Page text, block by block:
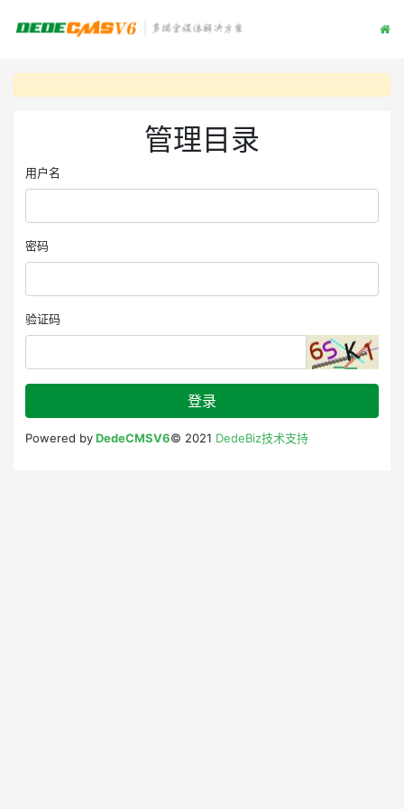
管理目录
用户名
密码
验证码
登录
Powered byDedeCMSV6© 2021 DedeBiz技术支持